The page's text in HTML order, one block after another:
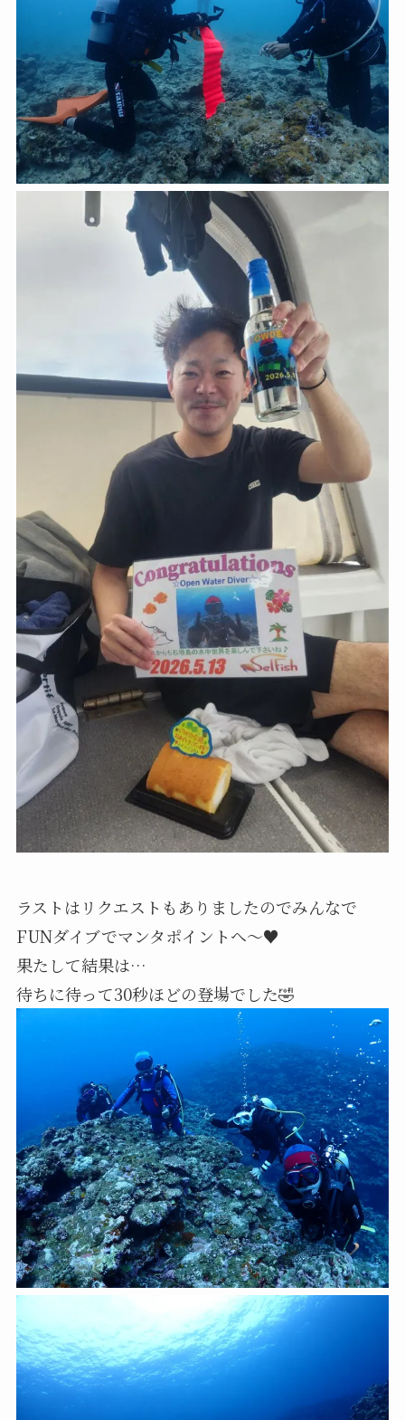
ラストはリクエストもありましたのでみんなで
FUNダイブでマンタポイントへ～♥️
果たして結果は…
待ちに待って30秒ほどの登場でした🤣